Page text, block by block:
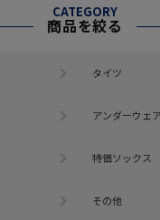
CATEGORY
商品を絞る
タイツ
アンダーウェア
特価ソックス
その他